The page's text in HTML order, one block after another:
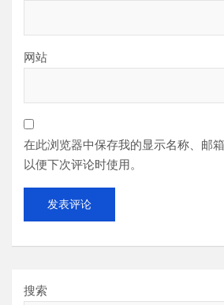
网站
在此浏览器中保存我的显示名称、邮
以便下次评论时使用。
搜索